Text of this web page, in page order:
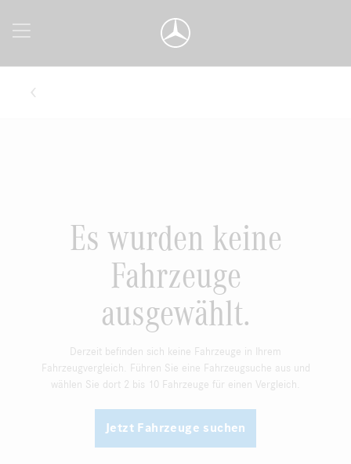
Es wurden keine
Fahrzeuge
ausgewählt.
Derzeit befinden sich keine Fahrzeuge in Ihrem
Fahrzeugvergleich. Führen Sie eine Fahrzeugsuche aus und
wählen Sie dort 2 bis 10 Fahrzeuge für einen Vergleich.
Jetzt Fahrzeuge suchen